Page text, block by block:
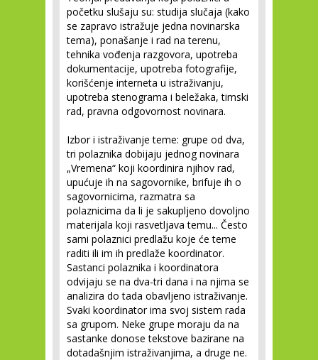
početku slušaju su: studija slučaja (kako
se zapravo istražuje jedna novinarska
tema), ponašanje i rad na terenu,
tehnika vođenja razgovora, upotreba
dokumentacije, upotreba fotografije,
korišćenje interneta u istraživanju,
upotreba stenograma i beležaka, timski
rad, pravna odgovornost novinara.
Izbor i istraživanje teme: grupe od dva,
tri polaznika dobijaju jednog novinara
„Vremena“ koji koordinira njihov rad,
upućuje ih na sagovornike, brifuje ih o
sagovornicima, razmatra sa
polaznicima da li je sakupljeno dovoljno
materijala koji rasvetljava temu... Često
sami polaznici predlažu koje će teme
raditi ili im ih predlaže koordinator.
Sastanci polaznika i koordinatora
odvijaju se na dva-tri dana i na njima se
analizira do tada obavljeno istraživanje.
Svaki koordinator ima svoj sistem rada
sa grupom. Neke grupe moraju da na
sastanke donose tekstove bazirane na
dotadašnjim istraživanjima, a druge ne.